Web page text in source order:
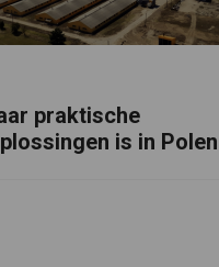
praktische
is in